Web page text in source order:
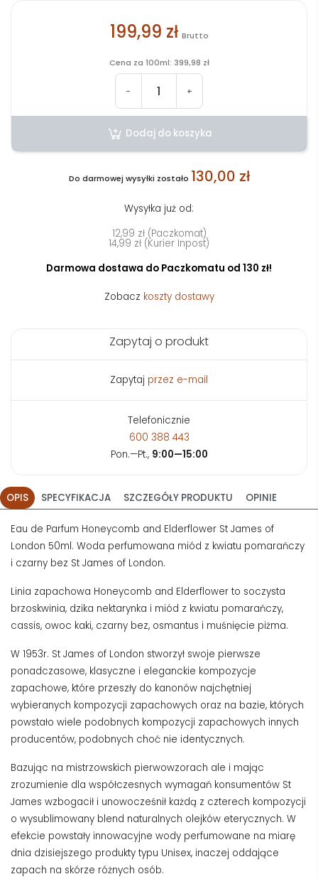
199,99 zł Brutto
Cena za 100ml: 399,98 zł
- +
Dodaj do koszyka
Do darmowej wysyłki zostało 130,00 zł
Wysyłka już od:
12,99 zł (Paczkomat)
14,99 zł (Kurier Inpost)
Darmowa dostawa do Paczkomatu od 130 zł!
Zobacz koszty dostawy
Zapytaj o produkt
Zapytaj przez e-mail
Telefonicznie
600 388 443
Pon.—Pt., 9:00—15:00
OPIS SPECYFIKACJA SZCZEGÓŁY PRODUKTU OPINIE
Eau de Parfum Honeycomb and Elderflower St James of
London 50ml. Woda perfumowana miód z kwiatu pomarańczy
i czarny bez St James of London.
Linia zapachowa Honeycomb and Elderflower to soczysta
brzoskwinia, dzika nektarynka i miód z kwiatu pomarańczy,
cassis, owoc kaki, czarny bez, osmantus i muśnięcie piżma.
W 1953r. St James of London stworzył swoje pierwsze
ponadczasowe, klasyczne i eleganckie kompozycje
zapachowe, które przeszły do kanonów najchętniej
wybieranych kompozycji zapachowych oraz na bazie, których
powstało wiele podobnych kompozycji zapachowych innych
producentów, podobnych choć nie identycznych.
Bazując na mistrzowskich pierwowzorach ale i mając
zrozumienie dla współczesnych wymagań konsumentów St
James wzbogacił i unowocześnił każdą z czterech kompozycji
o wysublimowany blend naturalnych olejków eterycznych. W
efekcie powstały innowacyjne wody perfumowane na miarę
dnia dzisiejszego produkty typu Unisex, inaczej oddające
zapach na skórze różnych osób.